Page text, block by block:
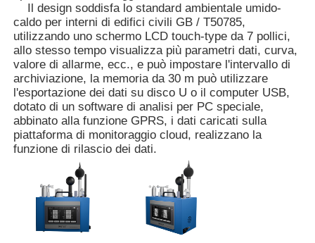
Chi siamo
Fatory Tour
Controllo di qualità
Contattaci
notizie
Il design soddisfa lo standard ambientale umido-
caldo per interni di edifici civili GB / T50785,
utilizzando uno schermo LCD touch-type da 7 pollici,
allo stesso tempo visualizza più parametri dati, curva,
valore di allarme, ecc., e può impostare l'intervallo di
archiviazione, la memoria da 30 m può utilizzare
l'esportazione dei dati su disco U o il computer USB,
dotato di un software di analisi per PC speciale,
abbinato alla funzione GPRS, i dati caricati sulla
piattaforma di monitoraggio cloud, realizzano la
funzione di rilascio dei dati.